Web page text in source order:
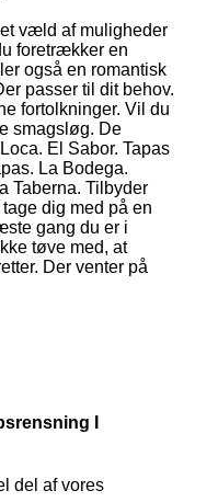
væld af muligheder
foretrækker en
også en romantisk
passer til dit behov.
fortolkninger. Vil du
smagsløg. De
El Sabor. Tapas
La Bodega.
Taberna. Tilbyder
dig med på en
gang du er i
tøve med, at
Der venter på
I
del af vores